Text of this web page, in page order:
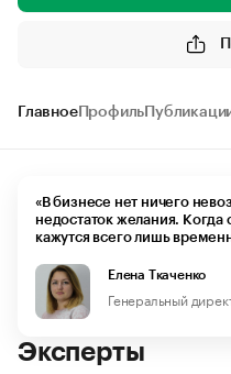
ГлавноеПрофиль
«В бизнесе нет ничего
недостаток желания. Когда
кажутся всего лишь
Елена Ткаченко
Генеральный
Эксперты